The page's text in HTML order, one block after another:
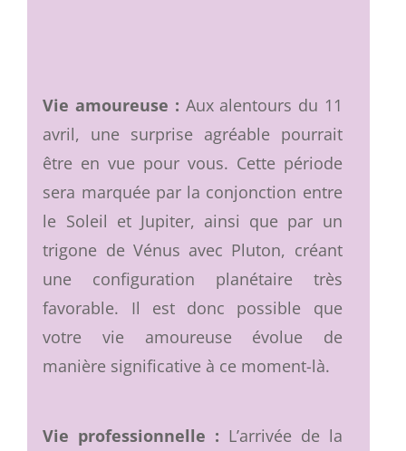
Vie amoureuse : Aux alentours du 11
avril, une surprise agréable pourrait
être en vue pour vous. Cette période
sera marquée par la conjonction entre
le Soleil et Jupiter, ainsi que par un
trigone de Vénus avec Pluton, créant
une configuration planétaire très
favorable. Il est donc possible que
votre vie amoureuse évolue de
manière significative à ce moment-là.
Vie professionnelle : L’arrivée de la